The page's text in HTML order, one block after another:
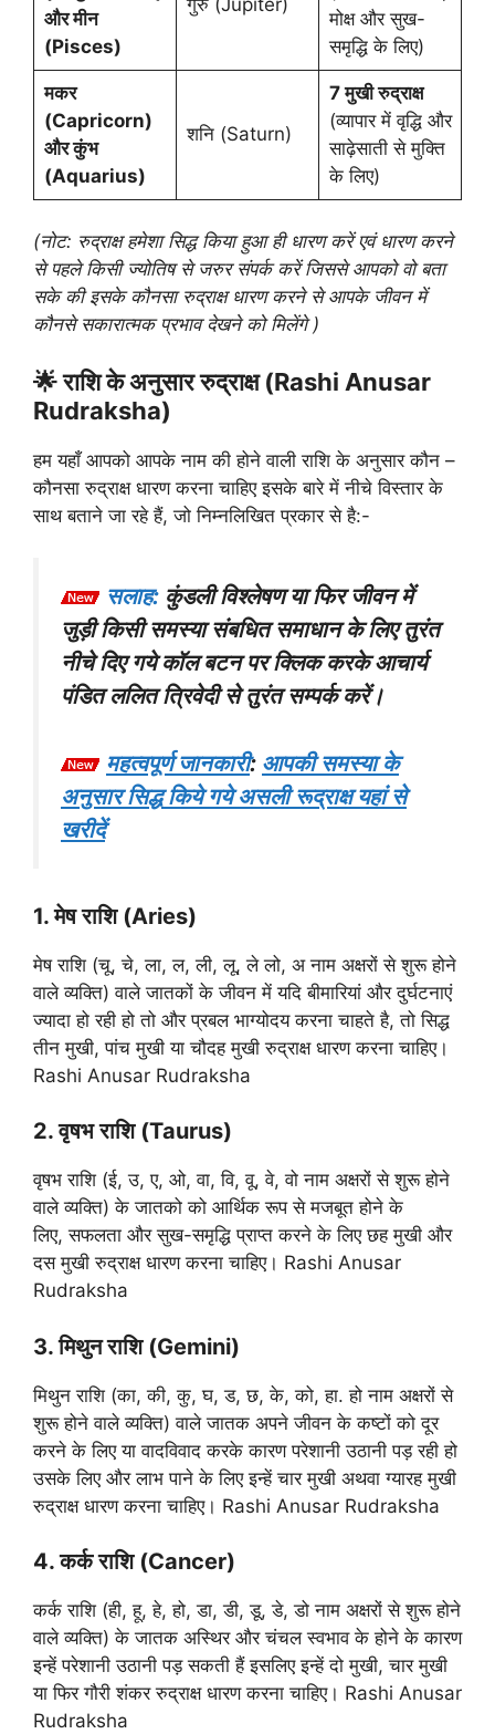
और मीन
(Pisces)
मोक्ष और सुख-
समृद्धि के लिए)
मकर
(Capricorn)
और कुंभ
(Aquarius)
शनि (Saturn)
7 मुखी रुद्राक्ष
(व्यापार में वृद्धि और
साढ़ेसाती से मुक्ति
के लिए)
(नोट: रुद्राक्ष हमेशा सिद्ध किया हुआ ही धारण करें एवं धारण करने
से पहले किसी ज्योतिष से जरुर संपर्क करें जिससे आपको वो बता
सके की इसके कौनसा रुद्राक्ष धारण करने से आपके जीवन में
कौनसे सकारात्मक प्रभाव देखने को मिलेंगे )
🌟 राशि के अनुसार रुद्राक्ष (Rashi Anusar
Rudraksha)
हम यहाँ आपको आपके नाम की होने वाली राशि के अनुसार कौन –
कौनसा रुद्राक्ष धारण करना चाहिए इसके बारे में नीचे विस्तार के
साथ बताने जा रहे हैं, जो निम्नलिखित प्रकार से है:-
सलाह: कुंडली विश्लेषण या फिर जीवन में
जुड़ी किसी समस्या संबधित समाधान के लिए तुरंत
नीचे दिए गये कॉल बटन पर क्लिक करके आचार्य
पंडित ललित त्रिवेदी से तुरंत सम्पर्क करें।
महत्वपूर्ण जानकारी: आपकी समस्या के
अनुसार सिद्ध किये गये असली रूद्राक्ष यहां से
खरीदें
1. मेष राशि (Aries)
मेष राशि (चू, चे, ला, ल, ली, लू, ले लो, अ नाम अक्षरों से शुरू होने
वाले व्यक्ति) वाले जातकों के जीवन में यदि बीमारियां और दुर्घटनाएं
ज्यादा हो रही हो तो और प्रबल भाग्योदय करना चाहते है, तो सिद्ध
तीन मुखी, पांच मुखी या चौदह मुखी रुद्राक्ष धारण करना चाहिए।
Rashi Anusar Rudraksha
2. वृषभ राशि (Taurus)
वृषभ राशि (ई, उ, ए, ओ, वा, वि, वू, वे, वो नाम अक्षरों से शुरू होने
वाले व्यक्ति) के जातको को आर्थिक रूप से मजबूत होने के
लिए, सफलता और सुख-समृद्धि प्राप्त करने के लिए छह मुखी और
दस मुखी रुद्राक्ष धारण करना चाहिए। Rashi Anusar
Rudraksha
3. मिथुन राशि (Gemini)
मिथुन राशि (का, की, कु, घ, ड, छ, के, को, हा. हो नाम अक्षरों से
शुरू होने वाले व्यक्ति) वाले जातक अपने जीवन के कष्टों को दूर
करने के लिए या वादविवाद करके कारण परेशानी उठानी पड़ रही हो
उसके लिए और लाभ पाने के लिए इन्हें चार मुखी अथवा ग्यारह मुखी
रुद्राक्ष धारण करना चाहिए। Rashi Anusar Rudraksha
4. कर्क राशि (Cancer)
कर्क राशि (ही, हू, हे, हो, डा, डी, डू, डे, डो नाम अक्षरों से शुरू होने
वाले व्यक्ति) के जातक अस्थिर और चंचल स्वभाव के होने के कारण
इन्हें परेशानी उठानी पड़ सकती हैं इसलिए इन्हें दो मुखी, चार मुखी
या फिर गौरी शंकर रुद्राक्ष धारण करना चाहिए। Rashi Anusar
Rudraksha